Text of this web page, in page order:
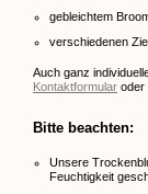
gebleichtem
verschiedenen
Auch ganz
Kontaktformular oder
Bitte beachten:
Unsere
Feuchtigkeit